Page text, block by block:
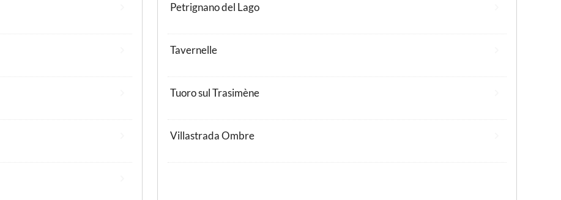
Petrignano del Lago
Tavernelle
Tuoro sul Trasimène
Villastrada Ombre